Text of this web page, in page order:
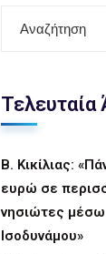
Τελευταία
Β. Κικίλιας:
ευρώ σε
νησιώτες
Ισοδυνάμου»